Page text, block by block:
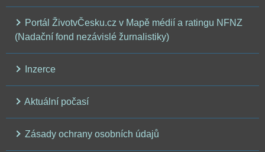
Portál ŽivotvČesku.cz v Mapě médií a ratingu NFNZ
(Nadační fond nezávislé žurnalistiky)
Inzerce
Aktuální počasí
Zásady ochrany osobních údajů